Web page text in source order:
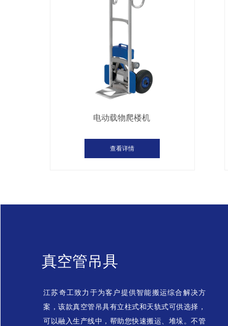
真空管吊具
江苏奇工致力于为客户提供智能搬运综合解决方
案，该款真空管吊具有立柱式和天轨式可供选择，
可以融入生产线中，帮助您快速搬运、堆垛。不管
电动载物爬楼机
查看详情